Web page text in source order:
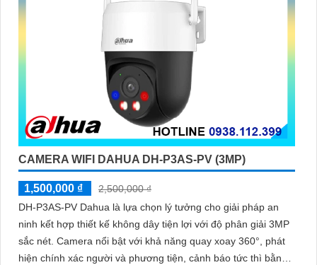
CAMERA WIFI DAHUA DH-P3AS-PV (3MP)
1,500,000 ₫
2,500,000 ₫
DH-P3AS-PV Dahua là lựa chọn lý tưởng cho giải pháp an
ninh kết hợp thiết kế không dây tiện lợi với độ phân giải 3MP
sắc nét. Camera nổi bật với khả năng quay xoay 360°, phát
hiện chính xác người và phương tiện, cảnh báo tức thì bằng